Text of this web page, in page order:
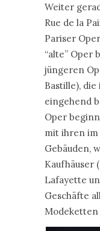
Weiter
Rue de la
Pariser
“alte” Oper
jüngeren
Bastille),
eingehend
Oper
mit ihren im
Gebäuden,
Kaufhäuser
Lafayette
Geschäfte
Modeketten